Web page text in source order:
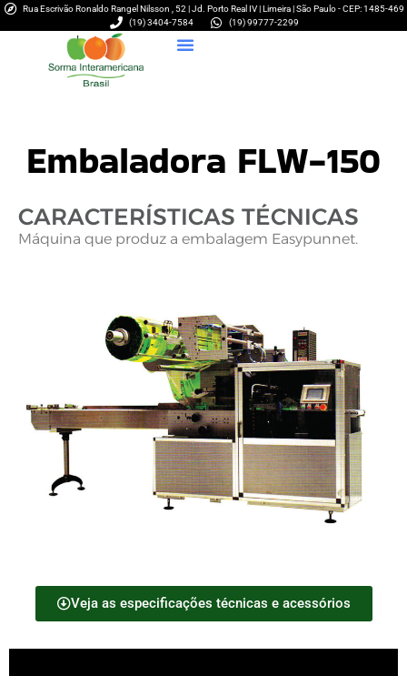
Rua Escrivão Ronaldo Rangel Nilsson , 52 | Jd. Porto Real IV | Limeira | São Paulo - CEP: 1485-469
(19) 3404-7584
(19) 99777-2299
Embaladora FLW-150
CARACTERÍSTICAS TÉCNICAS
Máquina que produz a embalagem Easypunnet.
Veja as especificações técnicas e acessórios